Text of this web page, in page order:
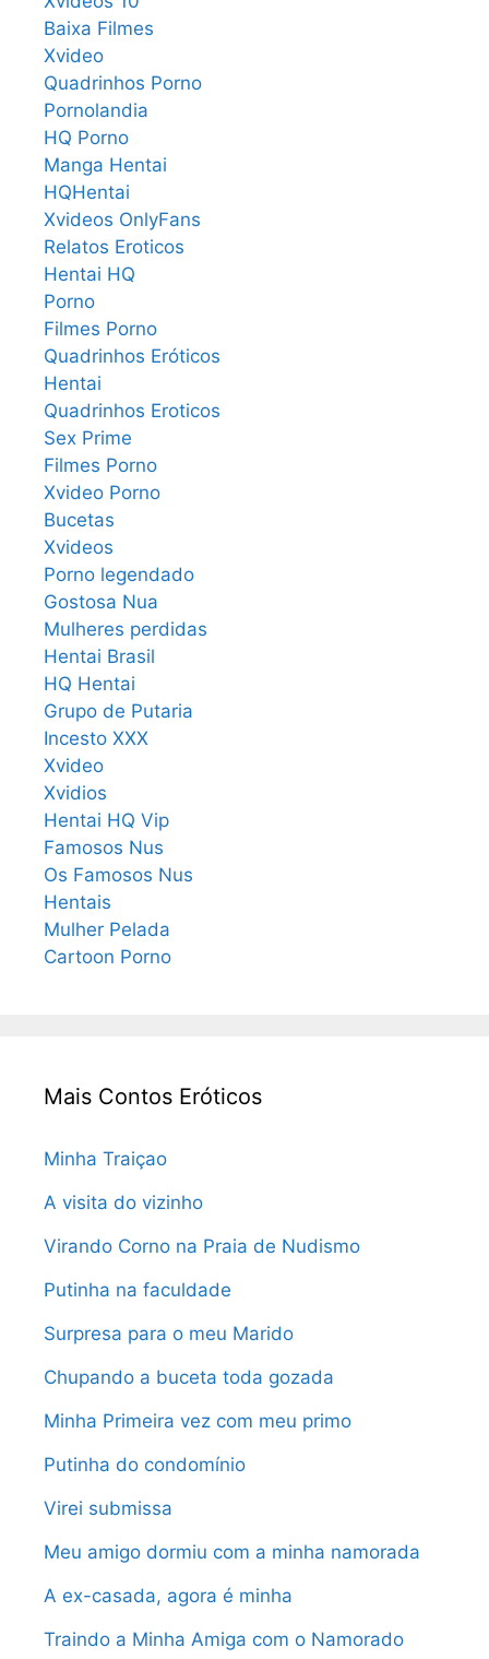
Baixa Filmes
Xvideo
Quadrinhos Porno
Pornolandia
HQ Porno
Manga Hentai
HQHentai
Xvideos OnlyFans
Relatos Eroticos
Hentai HQ
Porno
Filmes Porno
Quadrinhos Eróticos
Hentai
Quadrinhos Eroticos
Sex Prime
Filmes Porno
Xvideo Porno
Bucetas
Xvideos
Porno legendado
Gostosa Nua
Mulheres perdidas
Hentai Brasil
HQ Hentai
Grupo de Putaria
Incesto XXX
Xvideo
Xvidios
Hentai HQ Vip
Famosos Nus
Os Famosos Nus
Hentais
Mulher Pelada
Cartoon Porno
Mais Contos Eróticos
Minha Traiçao
A visita do vizinho
Virando Corno na Praia de Nudismo
Putinha na faculdade
Surpresa para o meu Marido
Chupando a buceta toda gozada
Minha Primeira vez com meu primo
Putinha do condomínio
Virei submissa
Meu amigo dormiu com a minha namorada
A ex-casada, agora é minha
Traindo a Minha Amiga com o Namorado